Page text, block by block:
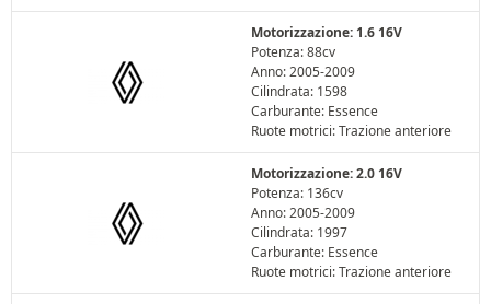
Motorizzazione: 1.6 16V
Potenza: 88cv
Anno: 2005-2009
Cilindrata: 1598
Carburante: Essence
Ruote motrici: Trazione anteriore
Motorizzazione: 2.0 16V
Potenza: 136cv
Anno: 2005-2009
Cilindrata: 1997
Carburante: Essence
Ruote motrici: Trazione anteriore